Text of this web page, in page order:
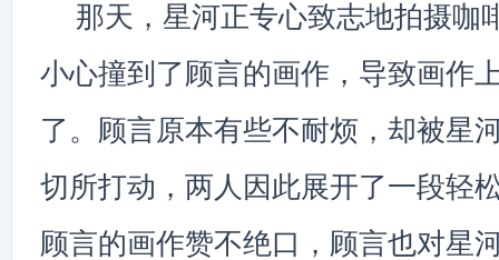
那天，星河正专心致志地拍摄咖
小心撞到了顾言的画作，导致画作
了。顾言原本有些不耐烦，却被星
切所打动，两人因此展开了一段轻
顾言的画作赞不绝口，顾言也对星